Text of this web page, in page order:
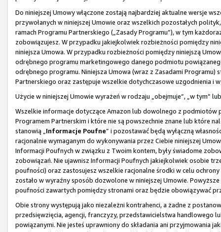
Do niniejszej Umowy włączone zostają najbardziej aktualne wersje
przywołanych w niniejszej Umowie oraz wszelkich pozostałych
ramach Programu Partnerskiego („Zasady Programu”), w tym
zobowiązujesz. W przypadku jakiejkolwiek rozbieżności pomiędzy
niniejsza Umowa. W przypadku rozbieżności pomiędzy niniejszą
odrębnego programu marketingowego danego podmiotu
odrębnego programu. Niniejsza Umowa (wraz z Zasadami Programu)
Partnerskiego oraz zastępuje wszelkie dotychczasowe uzgodnienia i
Użycie w niniejszej Umowie wyrażeń w rodzaju „obejmuje”, „w tym”
Wszelkie informacje dotyczące Amazon lub dowolnego z podmiotów
Programem Partnerskim i które nie są powszechnie znane lub które
stanowią „ Informacje Poufne” i pozostawać będą wyłączną
racjonalnie wymaganym do wykonywania przez Ciebie niniejszej
Informacji Poufnych w związku z Twoim kontem, były świadome
zobowiązań. Nie ujawnisz Informacji Poufnych jakiejkolwiek osobie
poufności) oraz zastosujesz wszelkie racjonalne środki w celu
zostało w wyraźny sposób dozwolone w niniejszej Umowie.
poufności zawartych pomiędzy stronami oraz będzie obowiązywać
Obie strony występują jako niezależni kontrahenci, a żadne z
przedsięwzięcia, agencji, franczyzy, przedstawicielstwa handlowego
powiązanymi. Nie jesteś uprawniony do składania ani przyjmowania